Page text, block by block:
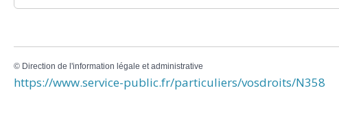
© Direction de l'information légale et administrative
https://www.service-public.fr/particuliers/vosdroits/N358